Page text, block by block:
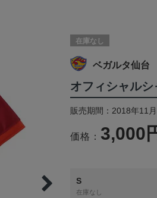
在庫なし
ベガルタ仙台
オフィシャルシ
販売期間：2018年11
価格： 3,000
S
在庫なし